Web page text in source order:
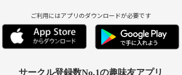
ご利用にはアプリのダウンロードが必要です
サークル登録数No.1の趣味友アプリ